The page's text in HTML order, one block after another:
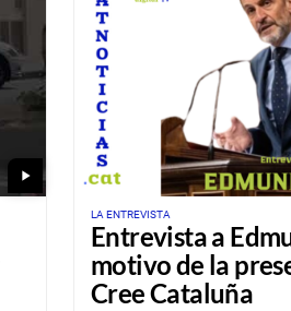
play_arrow
LA ENTREVISTA
Entrevista a
motivo de la
Cree Cataluña